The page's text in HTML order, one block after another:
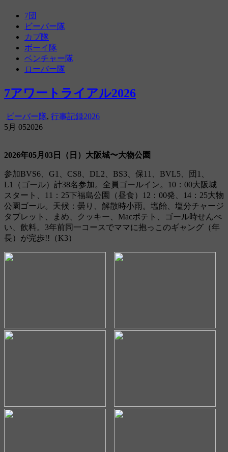
amanana
尼崎第7団活動記録ブログ
7団
ビーバー隊
カブ隊
ボーイ隊
ベンチャー隊
ローバー隊
7アワートライアル2026
ビーバー隊, 行事記録2026
5月 052026
2026年05月03日（日）大阪城〜大物公園
参加BVS6、G1、CS8、DL2、BS3、保11、BVL5、団1、
L1（ゴール）計38名参加。全員ゴールイン。10：00大阪城
スタート、11：25下福島公園（昼食）12：00発、14：25大物
公園ゴール。天候：曇り、解散時小雨。塩飴、塩分チャージ
タブレット、まめ、クッキー、Macポテト、ゴール時せんべ
い、飲料。3年前同一コースでママに抱っこのギャング（年
長）が完歩!!（K3）